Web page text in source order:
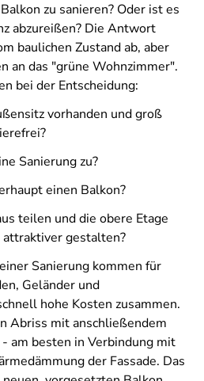
zu sanieren? Oder ist es
abzureißen? Die Antwort
baulichen Zustand ab, aber
an das "grüne Wohnzimmer".
bei der Entscheidung:
vorhanden und groß
Sanierung zu?
einen Balkon?
teilen und die obere Etage
gestalten?
Sanierung kommen für
Geländer und
hohe Kosten zusammen.
Abriss mit anschließendem
am besten in Verbindung mit
der Fassade. Das